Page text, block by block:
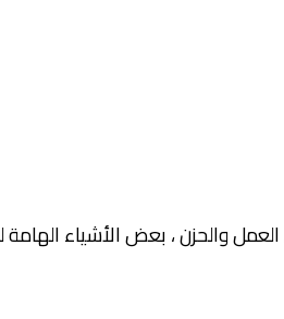
والحزن ، بعض الأشياء الهامة